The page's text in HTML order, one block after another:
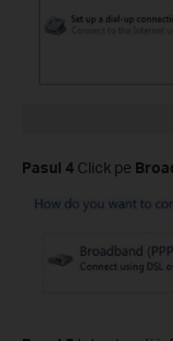
Pasul 4 Click pe